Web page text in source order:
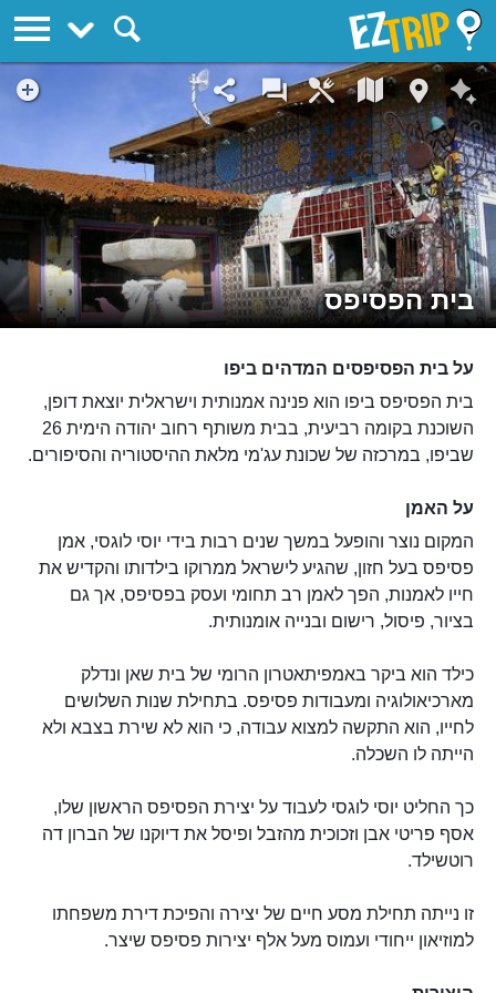
בית הפסיפס
על בית הפסיפסים המדהים ביפו
בית הפסיפס ביפו הוא פנינה אמנותית וישראלית יוצאת דופן,
השוכנת בקומה רביעית, בבית משותף רחוב יהודה הימית 26
שביפו, במרכזה של שכונת עג'מי מלאת ההיסטוריה והסיפורים.
על האמן
המקום נוצר והופעל במשך שנים רבות בידי יוסי לוגסי, אמן
פסיפס בעל חזון, שהגיע לישראל ממרוקו בילדותו והקדיש את
חייו לאמנות, הפך לאמן רב תחומי ועסק בפסיפס, אך גם
בציור, פיסול, רישום ובנייה אומנותית.
כילד הוא ביקר באמפיתאטרון הרומי של בית שאן ונדלק
מארכיאולוגיה ומעבודות פסיפס. בתחילת שנות השלושים
לחייו, הוא התקשה למצוא עבודה, כי הוא לא שירת בצבא ולא
הייתה לו השכלה.
כך החליט יוסי לוגסי לעבוד על יצירת הפסיפס הראשון שלו,
אסף פריטי אבן וזכוכית מהזבל ופיסל את דיוקנו של הברון דה
רוטשילד.
זו נייתה תחילת מסע חיים של יצירה והפיכת דירת משפחתו
למוזיאון ייחודי ועמוס מעל אלף יצירות פסיפס שיצר.
EZTrip